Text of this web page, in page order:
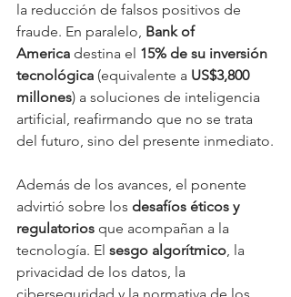
la reducción de falsos positivos de
fraude. En paralelo, Bank of
America destina el 15% de su inversión
tecnológica (equivalente a US$3,800
millones) a soluciones de inteligencia
artificial, reafirmando que no se trata
del futuro, sino del presente inmediato.
Además de los avances, el ponente
advirtió sobre los desafíos éticos y
regulatorios que acompañan a la
tecnología. El sesgo algorítmico, la
privacidad de los datos, la